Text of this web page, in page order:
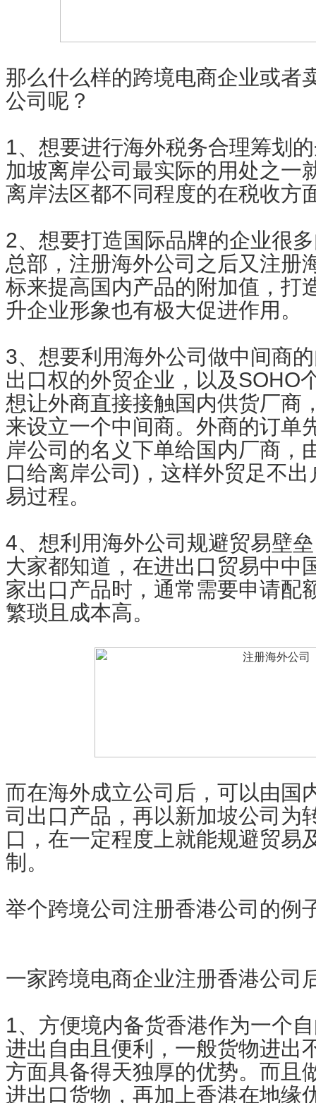
那么什么样的跨境电商企业或者
公司呢？
1、想要进行海外税务合理筹划
加坡离岸公司最实际的用处之一
离岸法区都不同程度的在税收方
2、想要打造国际品牌的企业很
总部，注册海外公司之后又注册
标来提高国内产品的附加值，打
升企业形象也有极大促进作用。
3、想要利用海外公司做中间商
出口权的外贸企业，以及SOHO
想让外商直接接触国内供货厂商
来设立一个中间商。外商的订单
岸公司的名义下单给国内厂商，
口给离岸公司)，这样外贸足不
易过程。
4、想利用海外公司规避贸易壁
大家都知道，在进出口贸易中中
家出口产品时，通常需要申请配
繁琐且成本高。
而在海外成立公司后，可以由国
司出口产品，再以新加坡公司为
口，在一定程度上就能规避贸易
制。
举个跨境公司注册香港公司的例
一家跨境电商企业注册香港公司
1、方便境内备货香港作为一个
进出自由且便利，一般货物进出
方面具备得天独厚的优势。而且
进出口货物，再加上香港在地缘